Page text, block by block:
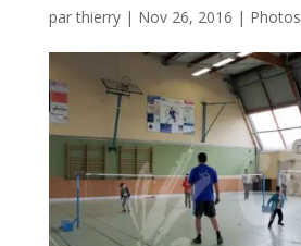
parthierry| Nov 26, 2016 | Photos